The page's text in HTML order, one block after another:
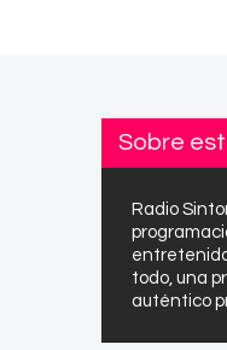
Sobre
Radio
todo, una
auténtico